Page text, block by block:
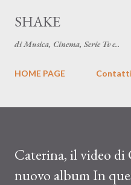
SHAKE
di Musica, Cinema, Serie Tv e..
HOME PAGE Contatti
Caterina, il video di
nuovo album In